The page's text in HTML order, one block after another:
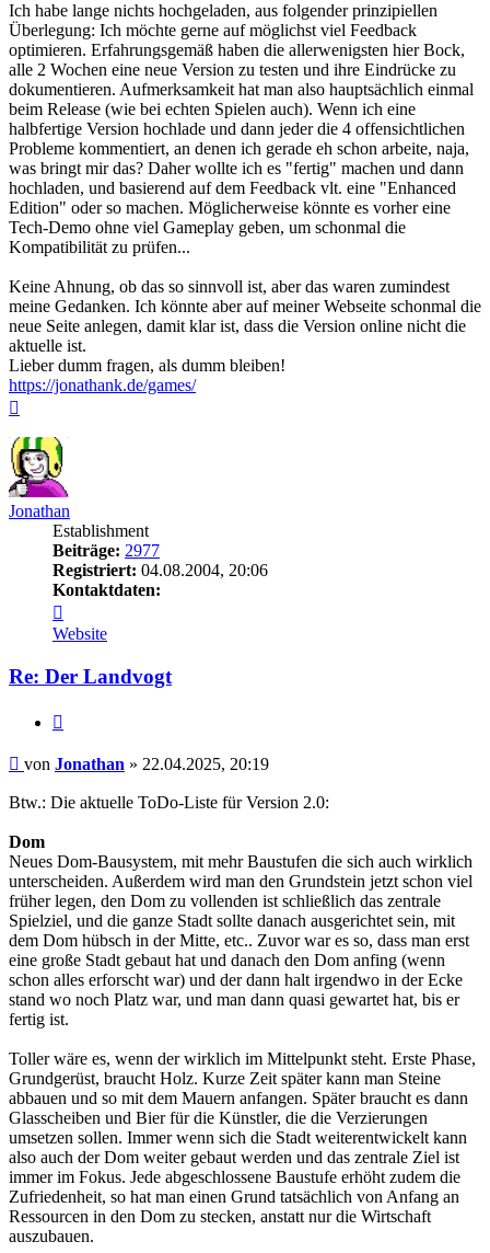
Ich habe lange nichts hochgeladen, aus folgender prinzipiellen
Überlegung: Ich möchte gerne auf möglichst viel Feedback
optimieren. Erfahrungsgemäß haben die allerwenigsten hier Bock,
alle 2 Wochen eine neue Version zu testen und ihre Eindrücke zu
dokumentieren. Aufmerksamkeit hat man also hauptsächlich einmal
beim Release (wie bei echten Spielen auch). Wenn ich eine
halbfertige Version hochlade und dann jeder die 4 offensichtlichen
Probleme kommentiert, an denen ich gerade eh schon arbeite, naja,
was bringt mir das? Daher wollte ich es "fertig" machen und dann
hochladen, und basierend auf dem Feedback vlt. eine "Enhanced
Edition" oder so machen. Möglicherweise könnte es vorher eine
Tech-Demo ohne viel Gameplay geben, um schonmal die
Kompatibilität zu prüfen...
Keine Ahnung, ob das so sinnvoll ist, aber das waren zumindest
meine Gedanken. Ich könnte aber auf meiner Webseite schonmal die
neue Seite anlegen, damit klar ist, dass die Version online nicht die
aktuelle ist.
Lieber dumm fragen, als dumm bleiben!
https://jonathank.de/games/
Jonathan
Establishment
Beiträge: 2977
Registriert: 04.08.2004, 20:06
Kontaktdaten:
von
Jonathan
Website
Re: Der Landvogt
Beitrag
von Jonathan » 22.04.2025, 20:19
Btw.: Die aktuelle ToDo-Liste für Version 2.0:
Dom
Neues Dom-Bausystem, mit mehr Baustufen die sich auch wirklich
unterscheiden. Außerdem wird man den Grundstein jetzt schon viel
früher legen, den Dom zu vollenden ist schließlich das zentrale
Spielziel, und die ganze Stadt sollte danach ausgerichtet sein, mit
dem Dom hübsch in der Mitte, etc.. Zuvor war es so, dass man erst
eine große Stadt gebaut hat und danach den Dom anfing (wenn
schon alles erforscht war) und der dann halt irgendwo in der Ecke
stand wo noch Platz war, und man dann quasi gewartet hat, bis er
fertig ist.
Toller wäre es, wenn der wirklich im Mittelpunkt steht. Erste Phase,
Grundgerüst, braucht Holz. Kurze Zeit später kann man Steine
abbauen und so mit dem Mauern anfangen. Später braucht es dann
Glasscheiben und Bier für die Künstler, die die Verzierungen
umsetzen sollen. Immer wenn sich die Stadt weiterentwickelt kann
also auch der Dom weiter gebaut werden und das zentrale Ziel ist
immer im Fokus. Jede abgeschlossene Baustufe erhöht zudem die
Zufriedenheit, so hat man einen Grund tatsächlich von Anfang an
Ressourcen in den Dom zu stecken, anstatt nur die Wirtschaft
auszubauen.